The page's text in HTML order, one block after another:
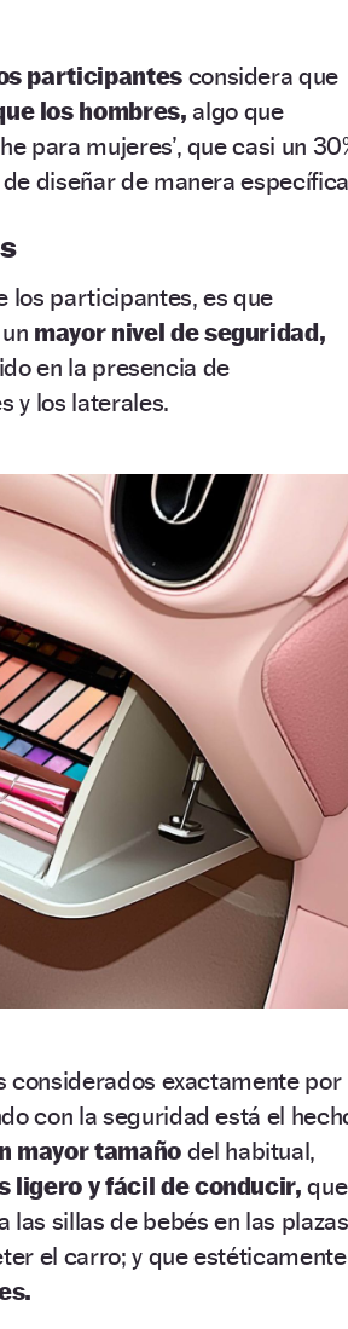
participantesconsidera que
los hombres,algo que
para mujeres’, que casi un
diseñar de manera
los participantes, es que
mayor nivel de seguridad,
en la presencia de
y los laterales.
considerados exactamente por
con la seguridad está el
mayor tamañodel habitual,
ligero y fácil de conducir,que
las sillas de bebés en las plazas
el carro; y que estéticamente